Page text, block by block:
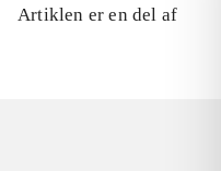
Artiklen er en del af